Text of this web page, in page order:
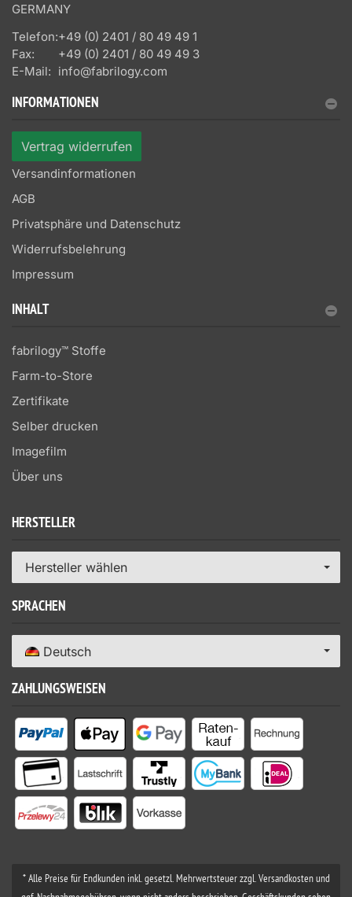
GERMANY
Telefon:+49 (0) 2401 / 80 49 49 1
Fax:
+49 (0) 2401 / 80 49 49 3
E-Mail: info@fabrilogy.com
INFORMATIONEN
Vertrag widerrufen
Versandinformationen
AGB
Privatsphäre und Datenschutz
Widerrufsbelehrung
Impressum
INHALT
fabrilogy™ Stoffe
Farm-to-Store
Zertifikate
Selber drucken
Imagefilm
Über uns
HERSTELLER
Hersteller wählen
SPRACHEN
Deutsch
ZAHLUNGSWEISEN
* Alle Preise für Endkunden inkl. gesetzl. Mehrwertsteuer zzgl. Versandkosten und